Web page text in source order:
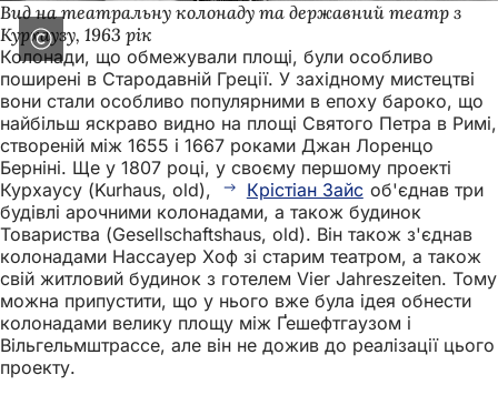
Вид на театральну колонаду та державний театр з
Курхаузу, 1963 рік
Колонади, що обмежували площі, були особливо
поширені в Стародавній Греції. У західному мистецтві
вони стали особливо популярними в епоху бароко, що
найбільш яскраво видно на площі Святого Петра в Римі,
створеній між 1655 і 1667 роками Джан Лоренцо
Берніні. Ще у 1807 році, у своєму першому проекті
Курхаусу (Kurhaus, old),
Крістіан Зайс об'єднав три
будівлі арочними колонадами, а також будинок
Товариства (Gesellschaftshaus, old). Він також з'єднав
колонадами Нассауер Хоф зі старим театром, а також
свій житловий будинок з готелем Vier Jahreszeiten. Тому
можна припустити, що у нього вже була ідея обнести
колонадами велику площу між Ґешефтгаузом і
Вільгельмштрассе, але він не дожив до реалізації цього
проекту.